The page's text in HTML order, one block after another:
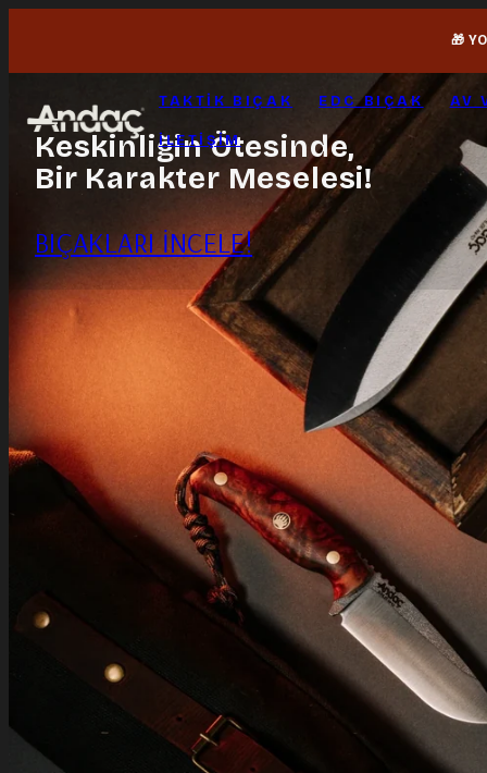
🎁
TAKTIK BIÇAK EDC BIÇAK AV
İLETIŞIM
Keskinliğin Ötesinde,
Bir Karakter Meselesi!
BIÇAKLARI İNCELE!